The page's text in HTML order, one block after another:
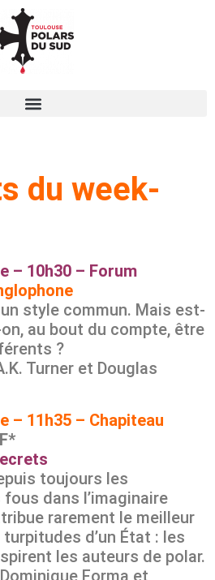
du week-
– 10h30 – Forum
style commun. Mais est-
au bout du compte, être
?
Turner et Douglas
– 11h35 – Chapiteau
toujours les
dans l’imaginaire
rarement le meilleur
d’un État : les
les auteurs de polar.
Forma et